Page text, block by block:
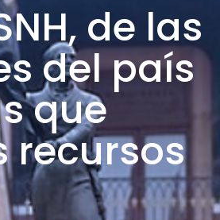
de las
del país
que
recursos